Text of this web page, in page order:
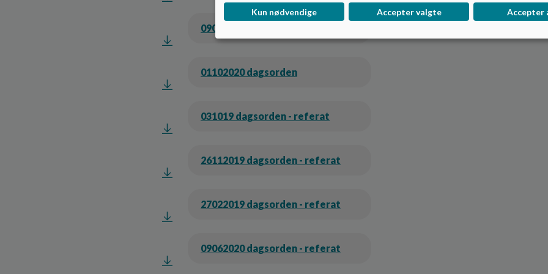
09012020 dagsorden - referat
01102020 dagsorden
031019 dagsorden - referat
26112019 dagsorden - referat
27022019 dagsorden - referat
09062020 dagsorden - referat
Kun nødvendige Accepter valgte Accepter